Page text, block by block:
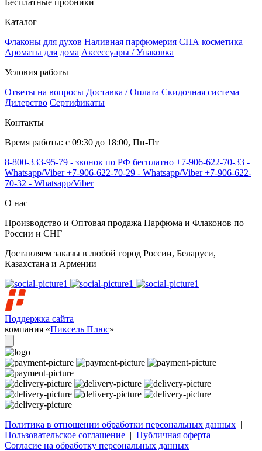
Каталог
Флаконы для духов Наливная парфюмерия СПА косметика
Ароматы для дома Аксессуары / Упаковка
Условия работы
Ответы на вопросы Доставка / Оплата Скидочная система
Дилерство Сертификаты
Контакты
Время работы: с 09:30 до 18:00, Пн-Пт
8-800-333-95-79 - звонок по РФ бесплатно +7-906-622-70-33 -
Whatsapp/Viber+7-906-622-70-29 - Whatsapp/Viber+7-906-622-
70-32 - Whatsapp/Viber
О нас
Производство и Оптовая продажа Парфюма и Флаконов по
России и СНГ
Доставляем заказы в любой город России, Беларуси,
Казахстана и Армении
Поддержка сайта —
компания «Пиксель Плюс»
Политика в отношении обработки персональных данных |
Пользовательское соглашение | Публичная оферта |
Согласие на обработку персональных данных